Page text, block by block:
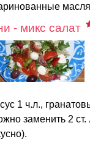
- микс салат
1 ч.л.,
заменить 2